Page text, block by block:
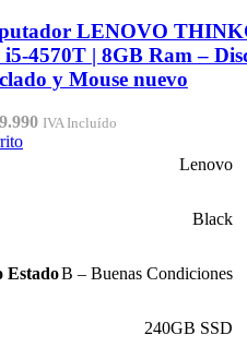
LENOVO
4570T | 8GB Ram –
y Mouse nuevo
ElIVA Incluído
Lenovo
Black
EstadoB – Buenas Condiciones
240GB SSD